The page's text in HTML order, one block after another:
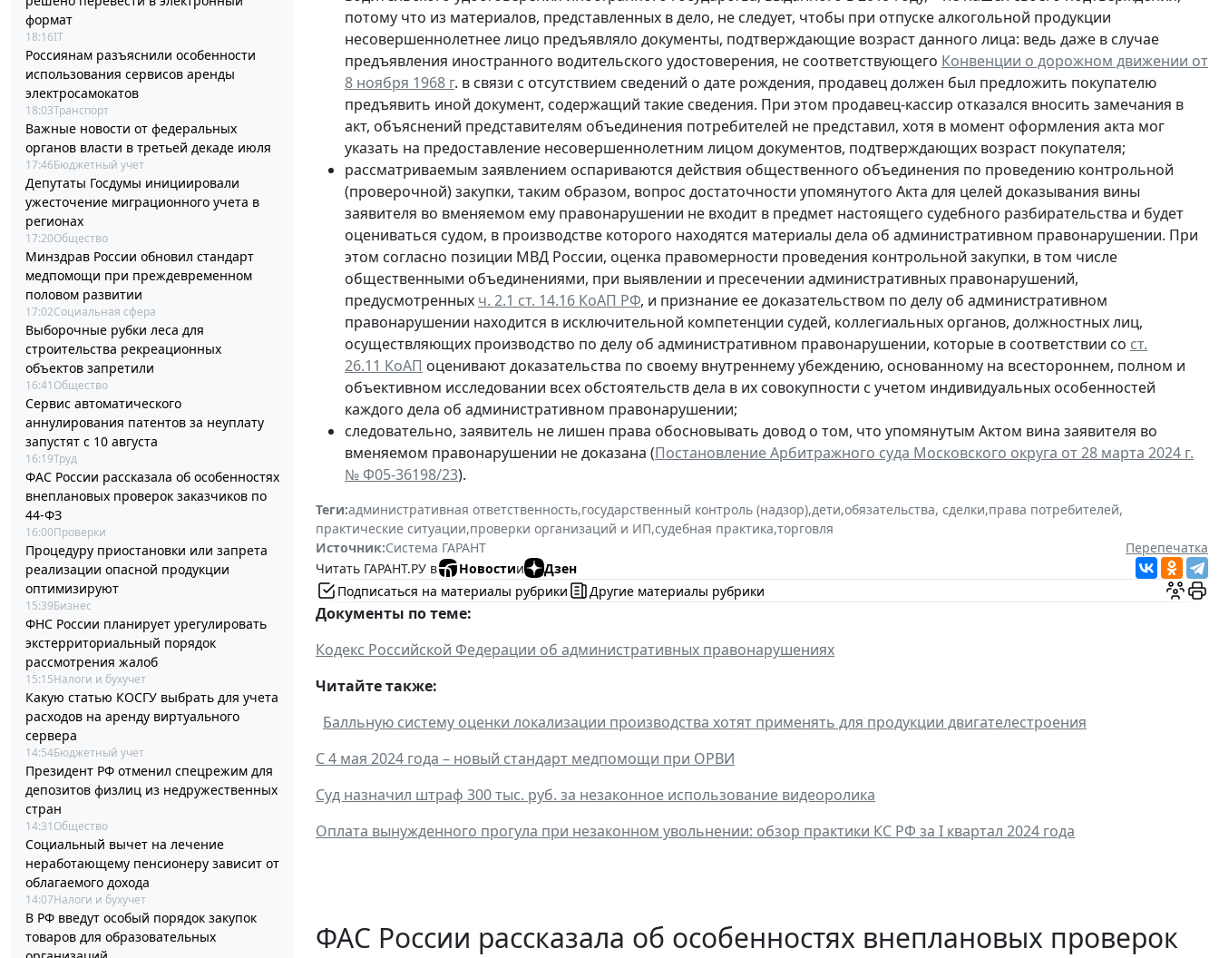
формат
18:16IT
Россиянам разъяснили особенности
использования сервисов аренды
электросамокатов
18:03Транспорт
Важные новости от федеральных
органов власти в третьей декаде июля
17:46Бюджетный учет
Депутаты Госдумы инициировали
ужесточение миграционного учета в
регионах
17:20Общество
Минздрав России обновил стандарт
медпомощи при преждевременном
половом развитии
17:02Социальная сфера
Выборочные рубки леса для
строительства рекреационных
объектов запретили
16:41 Общество
Сервис автоматического
аннулирования патентов за неуплату
запустят с 10 августа
16:19Труд
ФАС России рассказала об особенностях
внеплановых проверок заказчиков по
44-ФЗ
16:00Проверки
Процедуру приостановки или запрета
реализации опасной продукции
оптимизируют
15:39Бизнес
ФНС России планирует урегулировать
экстерриториальный порядок
рассмотрения жалоб
15:15Налоги и бухучет
Какую статью КОСГУ выбрать для учета
расходов на аренду виртуального
сервера
14:54Бюджетный учет
Президент РФ отменил спецрежим для
депозитов физлиц из недружественных
стран
14:31 Общество
Социальный вычет на лечение
неработающему пенсионеру зависит от
облагаемого дохода
14:07Налоги и бухучет
В РФ введут особый порядок закупок
товаров для образовательных
потому что из материалов, представленных в дело, не следует, чтобы при отпуске алкогольной продукции
несовершеннолетнее лицо предъявляло документы, подтверждающие возраст данного лица: ведь даже в случае
предъявления иностранного водительского удостоверения, не соответствующего Конвенции о дорожном движении от
8 ноября 1968 г. в связи с отсутствием сведений о дате рождения, продавец должен был предложить покупателю
предъявить иной документ, содержащий такие сведения. При этом продавец-кассир отказался вносить замечания в
акт, объяснений представителям объединения потребителей не представил, хотя в момент оформления акта мог
указать на предоставление несовершеннолетним лицом документов, подтверждающих возраст покупателя;
рассматриваемым заявлением оспариваются действия общественного объединения по проведению контрольной
(проверочной) закупки, таким образом, вопрос достаточности упомянутого Акта для целей доказывания вины
заявителя во вменяемом ему правонарушении не входит в предмет настоящего судебного разбирательства и будет
оцениваться судом, в производстве которого находятся материалы дела об административном правонарушении. При
этом согласно позиции МВД России, оценка правомерности проведения контрольной закупки, в том числе
общественными объединениями, при выявлении и пресечении административных правонарушений,
предусмотренных ч. 2.1 ст. 14.16 КоАП РФ, и признание ее доказательством по делу об административном
правонарушении находится в исключительной компетенции судей, коллегиальных органов, должностных лиц,
осуществляющих производство по делу об административном правонарушении, которые в соответствии со ст.
26.11 КоАП оценивают доказательства по своему внутреннему убеждению, основанному на всестороннем, полном и
объективном исследовании всех обстоятельств дела в их совокупности с учетом индивидуальных особенностей
каждого дела об административном правонарушении;
следовательно, заявитель не лишен права обосновывать довод о том, что упомянутым Актом вина заявителя во
вменяемом правонарушении не доказана (Постановление Арбитражного суда Московского округа от 28 марта 2024 г.
№ Ф05-36198/23).
Теги:административная ответственность,государственный контроль (надзор),дети,обязательства, сделки,права потребителей,
практические ситуации,проверки организаций и ИП,судебная практика,торговля
Источник:Система ГАРАНТ
Перепечатка
Читать ГАРАНТ.РУ в
Новостии
Дзен
Подписаться на материалы рубрики
Другие материалы рубрики
Документы по теме:
Кодекс Российской Федерации об административных правонарушениях
Читайте также:
Балльную систему оценки локализации производства хотят применять для продукции двигателестроения
С 4 мая 2024 года – новый стандарт медпомощи при ОРВИ
Суд назначил штраф 300 тыс. руб. за незаконное использование видеоролика
Оплата вынужденного прогула при незаконном увольнении: обзор практики КС РФ за I квартал 2024 года
ФАС России рассказала об особенностях внеплановых проверок